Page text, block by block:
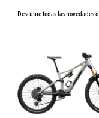
Descubre todas las